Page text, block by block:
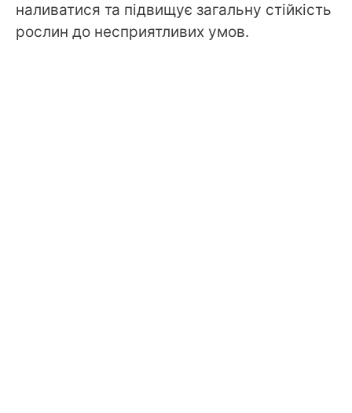
наливатися та підвищує загальну стійкість
рослин до несприятливих умов.